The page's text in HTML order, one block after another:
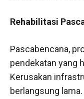
Rehabilitasi
Pascabencana,
pendekatan yang
Kerusakan
berlangsung